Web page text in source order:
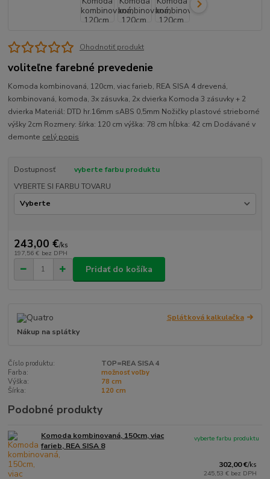
Ohodnotiť produkt
voliteľne farebné prevedenie
Komoda kombinovaná, 120cm, viac farieb, REA SISA 4 drevená,
kombinovaná, komoda, 3x zásuvka, 2x dvierka Komoda 3 zásuvky + 2
dvierka Materiál: DTD hr.16mm sABS 0,5mm Nožičky plastové strieborné
výšky 2cm Rozmery: šírka: 120 cm výška: 78 cm hĺbka: 42 cm Dodávané v
demonte celý popis
Dostupnosť
vyberte farbu produktu
VYBERTE SI FARBU TOVARU
243,00 €/ks
197,56 € bez DPH
Pridať do košíka
Splátková kalkulačka
Nákup na splátky
Číslo produktu:
TOP=REA SISA 4
Farba:
možnosť voľby
Výška:
78 cm
Šírka:
120 cm
Podobné produkty
Komoda kombinovaná, 150cm, viac
farieb, REA SISA 8
302,00 €/ks
245,53 € bez DPH
vyberte farbu produktu